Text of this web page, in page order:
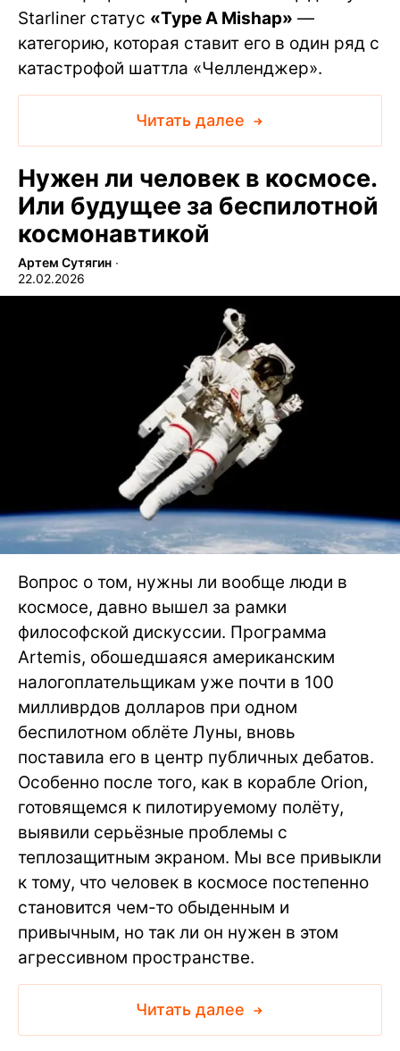
Starliner статус «Type A Mishap» —
категорию, которая ставит его в один ряд с
катастрофой шаттла «Челленджер».
Читать далее
Нужен ли человек в космосе.
Или будущее за беспилотной
космонавтикой
Артем Сутягин ∙
22.02.2026
Вопрос о том, нужны ли вообще люди в
космосе, давно вышел за рамки
философской дискуссии. Программа
Artemis, обошедшаяся американским
налогоплательщикам уже почти в 100
милливрдов долларов при одном
беспилотном облёте Луны, вновь
поставила его в центр публичных дебатов.
Особенно после того, как в корабле Orion,
готовящемся к пилотируемому полёту,
выявили серьёзные проблемы с
теплозащитным экраном. Мы все привыкли
к тому, что человек в космосе постепенно
становится чем-то обыденным и
привычным, но так ли он нужен в этом
агрессивном пространстве.
Читать далее